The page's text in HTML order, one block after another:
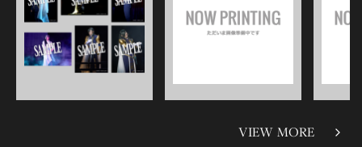
VIEW MORE